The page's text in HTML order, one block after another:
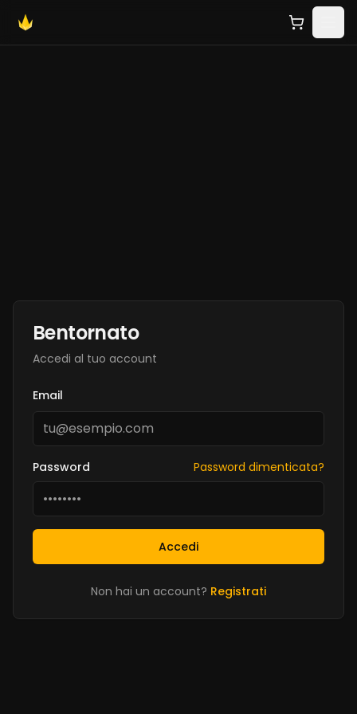
Bentornato
Accedi al tuo account
Email
Password Password dimenticata?
Accedi
Non hai un account? Registrati